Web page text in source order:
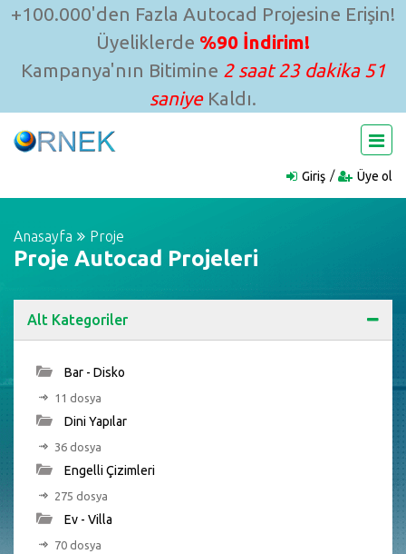
+100.000'den Fazla Autocad Projesine Erişin!
Üyeliklerde %90 İndirim!
Kampanya'nın Bitimine 2 saat 23 dakika 49
saniyeKaldı.
Giriş Üye ol
Anasayfa Proje
Proje Autocad Projeleri
Alt Kategoriler
Bar - Disko
11 dosya
Dini Yapılar
36 dosya
Engelli Çizimleri
275 dosya
Ev - Villa
70 dosya